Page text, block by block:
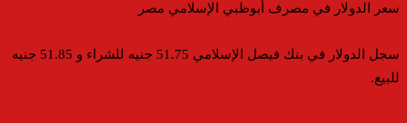
سعر الدولار في مصرف أبوظبي الإسلامي مصر
سجل الدولار في بنك فيصل الإسلامي 51.75 جنيه للشراء و 51.85 جنيه
للبيع.